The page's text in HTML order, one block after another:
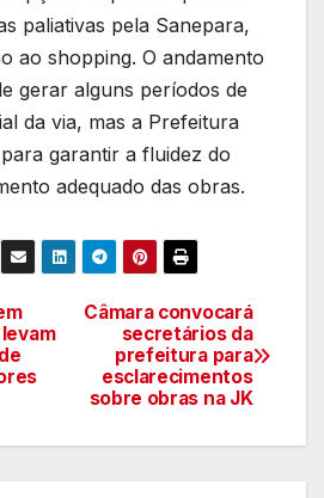
paliativas pela Sanepara,
ao shopping. O andamento
gerar alguns períodos de
da via, mas a Prefeitura
garantir a fluidez do
adequado das obras.
Câmara convocará
secretários da
prefeitura para
esclarecimentos
sobre obras na JK